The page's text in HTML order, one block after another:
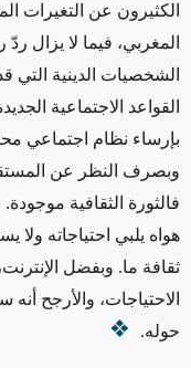
الكثيرون عن التغيرات
المغربي، فيما لا يزال
الشخصيات الدينية التي
القواعد الاجتماعية
بإرساء نظام اجتماعي
وبصرف النظر عن
فالثورة الثقافية
هواه يلبي احتياجاته ولا
ثقافة ما. وبفضل
الاحتياجات، والأرجح
حوله.